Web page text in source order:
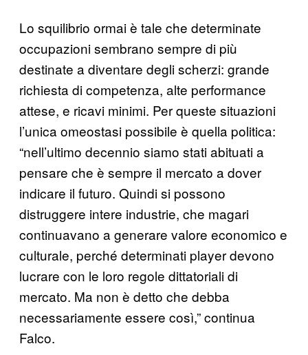
Lo squilibrio ormai è tale che determinate
occupazioni sembrano sempre di più
destinate a diventare degli scherzi: grande
richiesta di competenza, alte performance
attese, e ricavi minimi. Per queste situazioni
l’unica omeostasi possibile è quella politica:
“nell’ultimo decennio siamo stati abituati a
pensare che è sempre il mercato a dover
indicare il futuro. Quindi si possono
distruggere intere industrie, che magari
continuavano a generare valore economico e
culturale, perché determinati player devono
lucrare con le loro regole dittatoriali di
mercato. Ma non è detto che debba
necessariamente essere così,” continua
Falco.